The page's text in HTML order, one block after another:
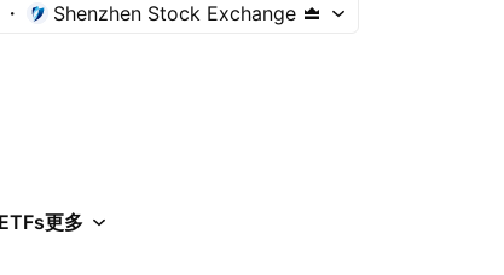
Shenzhen Stock Exchange
ETFs更多